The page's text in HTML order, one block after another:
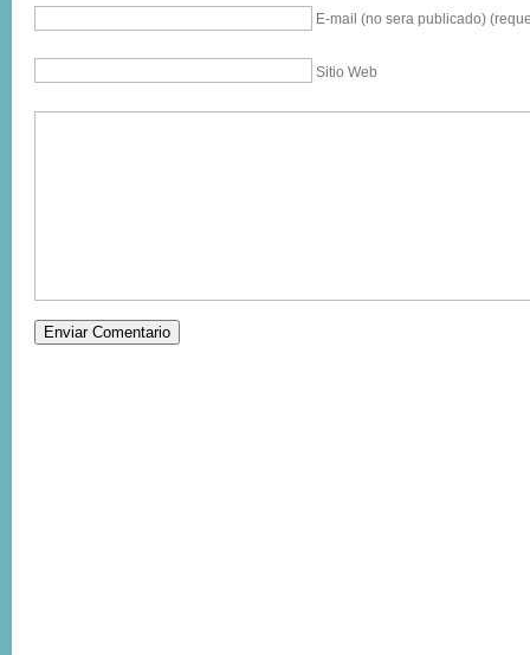
E-mail (no sera publicado)
Sitio Web